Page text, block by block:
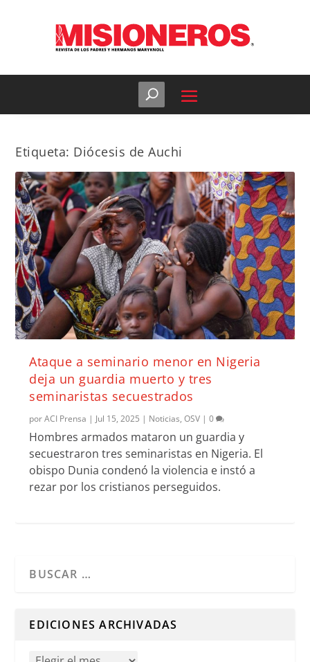
Etiqueta: Diócesis de Auchi
Ataque a seminario menor en Nigeria
deja un guardia muerto y tres
seminaristas secuestrados
porACI Prensa | Jul 15, 2025 | Noticias,OSV |0
Hombres armados mataron un guardia y
secuestraron tres seminaristas en Nigeria. El
obispo Dunia condenó la violencia e instó a
rezar por los cristianos perseguidos.
EDICIONES ARCHIVADAS